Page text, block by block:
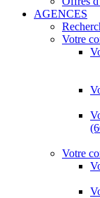
AGENCES
Votre
Votre